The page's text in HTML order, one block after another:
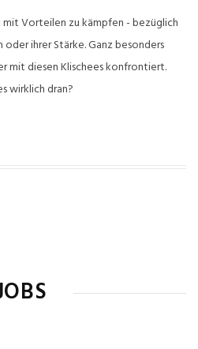
mit Vorteilen zu kämpfen - bezüglich
ihrer Stärke. Ganz besonders
mit diesen Klischees konfrontiert.
wirklich dran?